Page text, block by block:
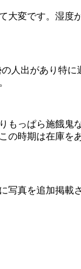
大変です。湿度
人出があり特
もっぱら施餓鬼
の時期は在庫を
真を追加掲載